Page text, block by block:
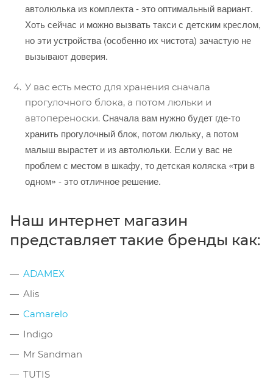
автолюлька из комплекта - это оптимальный вариант.
Хоть сейчас и можно вызвать такси с детским креслом,
но эти устройства (особенно их чистота) зачастую не
вызывают доверия.
У вас есть место для хранения сначала
прогулочного блока, а потом люльки и
автопереноски. Сначала вам нужно будет где-то
хранить прогулочный блок, потом люльку, а потом
малыш вырастет и из автолюльки. Если у вас не
проблем с местом в шкафу, то детская коляска «три в
одном» - это отличное решение.
Наш интернет магазин
представляет такие бренды как:
ADAMEX
Alis
Camarelo
Indigo
Mr Sandman
TUTIS